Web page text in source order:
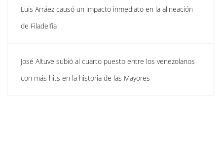
Luis Arráez causó un impacto inmediato en la alineación
de Filadelfia
José Altuve subió al cuarto puesto entre los venezolanos
con más hits en la historia de las Mayores